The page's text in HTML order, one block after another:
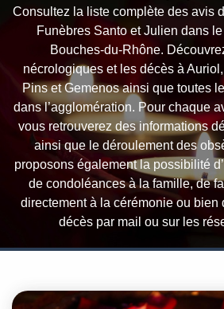
Consultez la liste complète des avis
Funèbres Santo et Julien dans
Bouches-du-Rhône.
nécrologiques et les décès à
Pins et Gemenos ainsi que toutes
dans l’agglomération. Pour chaque
vous retrouverez des informations
ainsi que le déroulement des
proposons également la possibilité
de condoléances à la famille, de
directement à la cérémonie ou bien
décès par mail ou sur les